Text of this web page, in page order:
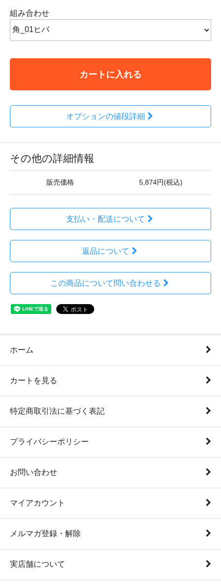
組み合わせ
カートに入れる
オプションの値段詳細
その他の詳細情報
販売価格 5,874円(税込)
支払い・配送について
返品について
この商品について問い合わせる
ホーム
カートを見る
特定商取引法に基づく表記
プライバシーポリシー
お問い合わせ
マイアカウント
メルマガ登録・解除
実店舗について